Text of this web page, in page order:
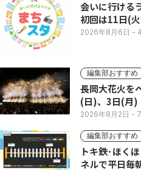
会いに行ける
初回は11日(
2026年8月6日 -
編集部おすすめ
長岡大花火を
(日)、3日(月)
2026年8月2日 -
編集部おすすめ
トキ鉄･ほくほく線
ネルで平日毎